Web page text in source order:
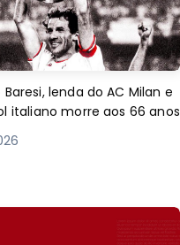
Baresi, lenda do AC Milan e
italiano morre aos 66 anos